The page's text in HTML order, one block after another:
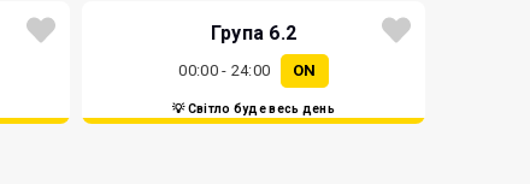
Група 6.2
00:00 - 24:00 ON
💡 Світло буде весь день